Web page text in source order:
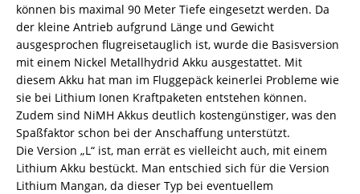
können bis maximal 90 Meter Tiefe eingesetzt werden. Da
der kleine Antrieb aufgrund Länge und Gewicht
ausgesprochen flugreisetauglich ist, wurde die Basisversion
mit einem Nickel Metallhydrid Akku ausgestattet. Mit
diesem Akku hat man im Fluggepäck keinerlei Probleme wie
sie bei Lithium Ionen Kraftpaketen entstehen können.
Zudem sind NiMH Akkus deutlich kostengünstiger, was den
Spaßfaktor schon bei der Anschaffung unterstützt.
Die Version „L“ ist, man errät es vielleicht auch, mit einem
Lithium Akku bestückt. Man entschied sich für die Version
Lithium Mangan, da dieser Typ bei eventuellem